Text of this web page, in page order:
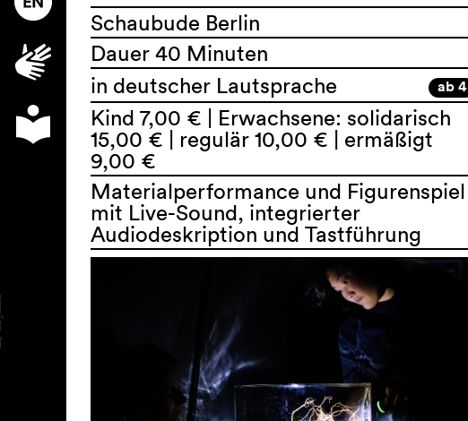
Schaubude Berlin
Dauer 40 Minuten
in deutscher Lautsprache
ab 4
Kind 7,00 € | Erwachsene: solidarisch
15,00 € | regulär 10,00 € | ermäßigt
9,00 €
Materialperformance und Figurenspiel
mit Live-Sound, integrierter
Audiodeskription und Tastführung